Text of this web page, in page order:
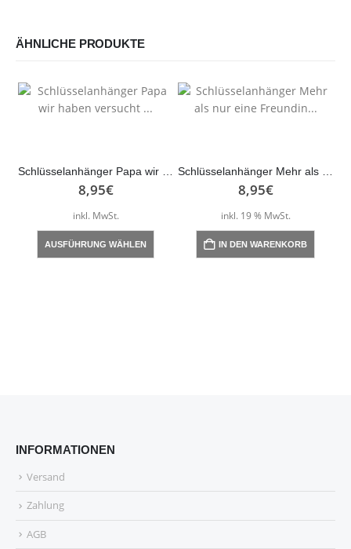
ÄHNLICHE PRODUKTE
8,95€
inkl. MwSt.
AUSFÜHRUNG WÄHLEN
Dieses Produkt weist mehrere Varianten auf. Die Optionen können auf der Produktseite gewählt werden
8,95€
inkl. 19 % MwSt.
IN DEN WARENKORB
INFORMATIONEN
Versand
Zahlung
AGB